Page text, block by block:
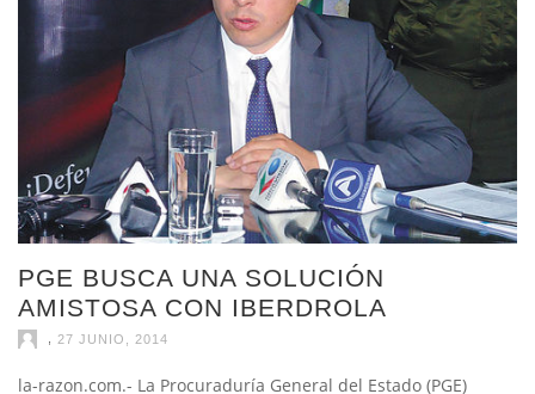
PGE BUSCA UNA SOLUCIÓN
AMISTOSA CON IBERDROLA
27 JUNIO, 2014
la-razon.com.- La Procuraduría General del Estado (PGE)